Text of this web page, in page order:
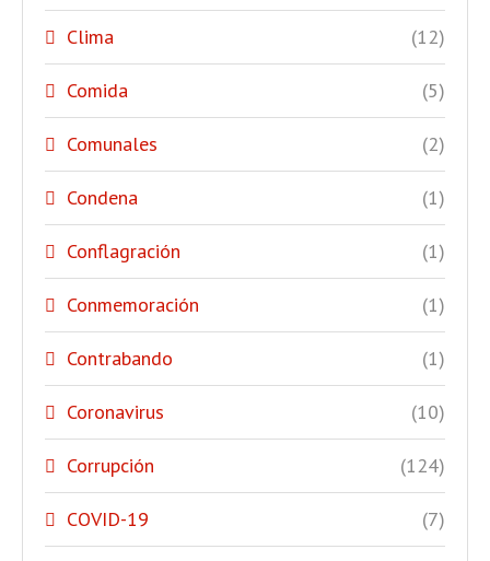
Clima (12)
Comida (5)
Comunales (2)
Condena (1)
Conflagración (1)
Conmemoración (1)
Contrabando (1)
Coronavirus (10)
Corrupción (124)
COVID-19 (7)